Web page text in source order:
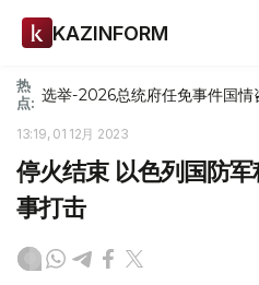
KAZINFORM
热
点: 选举-2026总统府任免事件国情
13:19, 01 12月 2023
停火结束 以色列国防
事打击